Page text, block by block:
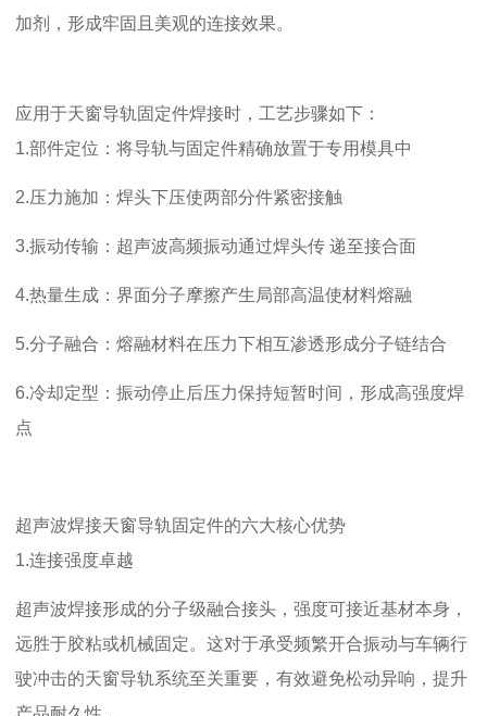
加剂，形成牢固且美观的连接效果。
应用于天窗导轨固定件焊接时，工艺步骤如下：
1.部件定位： 将导轨与固定件精确放置于专用模具中
2.压力施加： 焊头下压使两部分件紧密接触
3.振动传输： 超声波高频振动通过焊头传 递至接合面
4.热量生成： 界面分子摩擦产生局部高温使材料熔融
5.分子融合： 熔融材料在压力下相互渗透形成分子链结合
6.冷却定型： 振动停止后压力保持短暂时间，形成高强度焊
点
超声波焊接天窗导轨固定件的六大核心优势
1.连接强度卓越
超声波焊接形成的分子级融合接头，强度可接近基材本身，
远胜于胶粘或机械固定。这对于承受频繁开合振动与车辆行
驶冲击的天窗导轨系统至关重要，有效避免松动异响，提升